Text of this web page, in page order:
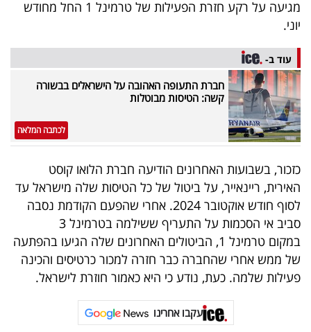
UNDER
40
שיתופי
פעולה
דרושים
ניוזלטרים
מייל
אדום
מגיעה על רקע חזרת הפעילות של טרמינל 1 החל מחודש
יוני.
עוד ב-
חברת התעופה האהובה על הישראלים בבשורה
קשה: הטיסות מבוטלות
לכתבה המלאה
כזכור, בשבועות האחרונים הודיעה חברת הלואו קוסט
האירית, ריינאייר, על ביטול של כל הטיסות שלה מישראל עד
לסוף חודש אוקטובר 2024. אחרי שהפעם הקודמת נסבה
סביב אי הסכמות על התעריף ששילמה בטרמינל 3
במקום טרמינל 1, הביטולים האחרונים שלה הגיעו בהפתעה
של ממש אחרי שהחברה כבר חזרה למכור כרטיסים והכינה
פעילות שלמה. כעת, נודע כי היא כאמור חוזרת לישראל.
עקבו אחרינו